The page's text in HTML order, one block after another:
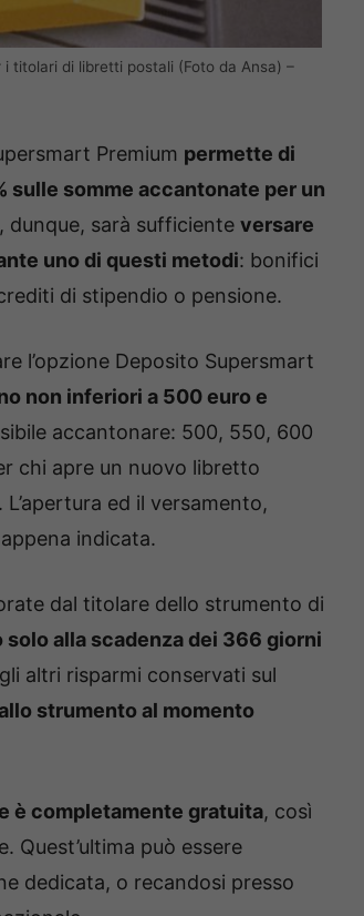
titolari di libretti postali (Foto da Ansa) –
Premium permette di
sulle somme accantonate per un
dunque, sarà sufficiente versare
uno di questi metodi: bonifici
di stipendio o pensione.
l’opzione Deposito Supersmart
non inferiori a 500 euro e
accantonare: 500, 550, 600
chi apre un nuovo libretto
. L’apertura ed il versamento,
indicata.
dal titolare dello strumento di
solo alla scadenza dei 366 giorni
altri risparmi conservati sul
strumento al momento
è completamente gratuita, così
Quest’ultima può essere
dedicata, o recandosi presso